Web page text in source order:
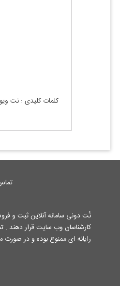
کلمات کلیدی : نت
نُت دونی سامانه آنلاین ثبت و
رایانه ای ممنوع بوده و در